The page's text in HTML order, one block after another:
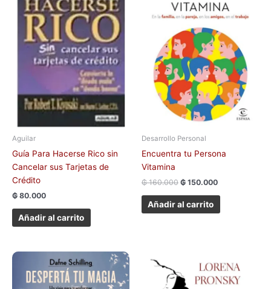
Aguilar
Guía Para Hacerse Rico sin
Cancelar sus Tarjetas de
Crédito
₲ 80.000
Añadir al carrito
Desarrollo Personal
Encuentra tu Persona
Vitamina
₲160.000 ₲ 150.000
Añadir al carrito